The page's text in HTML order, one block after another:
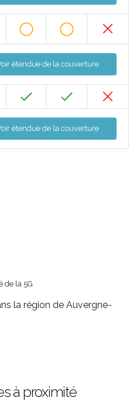
étendue de la couverture
étendue de la couverture
de la 5G
la région de Auvergne-
à proximité